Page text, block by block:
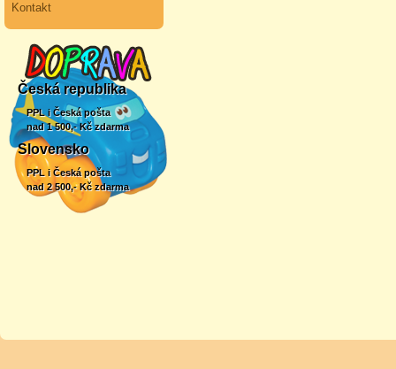
Kontakt
Česká republika
PPL i Česká pošta
nad 1 500,- Kč zdarma
Slovensko
PPL i Česká pošta
nad 2 500,- Kč zdarma